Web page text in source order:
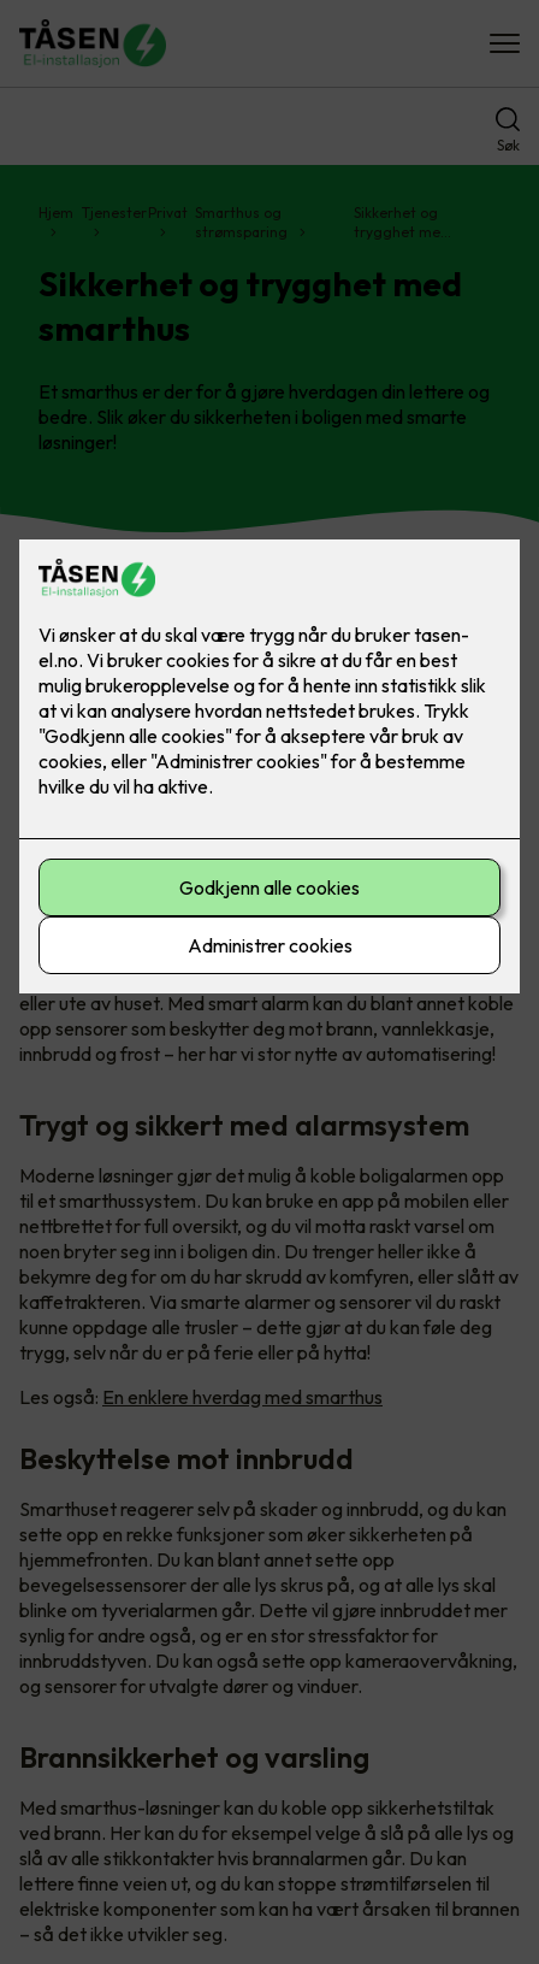
Søk
Hjem Tjenester Privat Smarthus og
strømsparing
Sikkerhet og
trygghet me…
Sikkerhet og trygghet med
smarthus
Et smarthus er der for å gjøre hverdagen din lettere og
bedre. Slik øker du sikkerheten i boligen med smarte
løsninger!
Sikkerhet med smart alarm
Smarthus gir deg trygghet hele døgnet, når du er hjemme
eller ute av huset. Med smart alarm kan du blant annet koble
opp sensorer som beskytter deg mot brann, vannlekkasje,
innbrudd og frost – her har vi stor nytte av automatisering!
Trygt og sikkert med alarmsystem
Moderne løsninger gjør det mulig å koble boligalarmen opp
til et smarthussystem. Du kan bruke en app på mobilen eller
nettbrettet for full oversikt, og du vil motta raskt varsel om
noen bryter seg inn i boligen din. Du trenger heller ikke å
bekymre deg for om du har skrudd av komfyren, eller slått av
kaffetrakteren. Via smarte alarmer og sensorer vil du raskt
kunne oppdage alle trusler – dette gjør at du kan føle deg
trygg, selv når du er på ferie eller på hytta!
Les også: En enklere hverdag med smarthus
Beskyttelse mot innbrudd
Smarthuset reagerer selv på skader og innbrudd, og du kan
sette opp en rekke funksjoner som øker sikkerheten på
hjemmefronten. Du kan blant annet sette opp
bevegelsessensorer der alle lys skrus på, og at alle lys skal
blinke om tyverialarmen går. Dette vil gjøre innbruddet mer
synlig for andre også, og er en stor stressfaktor for
innbruddstyven. Du kan også sette opp kameraovervåkning,
og sensorer for utvalgte dører og vinduer.
Brannsikkerhet og varsling
Med smarthus-løsninger kan du koble opp sikkerhetstiltak
ved brann. Her kan du for eksempel velge å slå på alle lys og
slå av alle stikkontakter hvis brannalarmen går. Du kan
lettere finne veien ut, og du kan stoppe strømtilførselen til
elektriske komponenter som kan ha vært årsaken til brannen
– så det ikke utvikler seg.